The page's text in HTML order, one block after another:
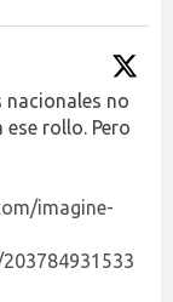
nacionales no
rollo. Pero
imagine-